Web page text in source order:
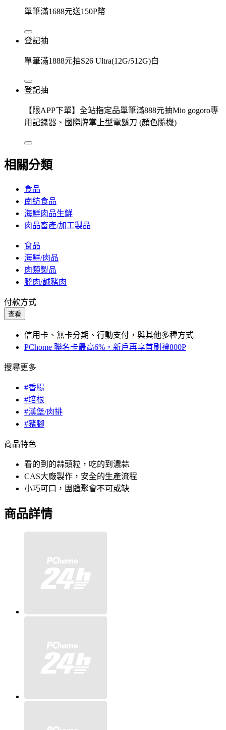
單筆滿1688元送150P幣
登記抽
單筆滿1888元抽S26 Ultra(12G/512G)白
登記抽
【限APP下單】全站指定品單筆滿888元抽Mio gogoro專
用記錄器、國際牌掌上型電鬍刀 (顏色隨機)
相關分類
食品
南紡食品
海鮮肉品生鮮
肉品畜產/加工製品
食品
海鮮/肉品
肉類製品
臘肉/鹹豬肉
付款方式
查看
信用卡、無卡分期、行動支付，與其他多種方式
PChome 聯名卡最高6%，新戶再享首刷禮800P
搜尋更多
#香腸
#培根
#漢堡/肉排
#豬腳
商品特色
看的到的蒜頭粒，吃的到濃蒜
CAS大廠製作，安全的生產流程
小巧可口，團體聚會不可或缺
商品詳情